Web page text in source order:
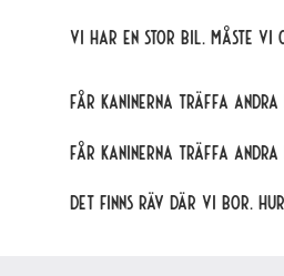
Vi har en stor bil. Måste vi
Får kaninerna träffa andra
Får kaninerna träffa andra
Det finns räv där vi bor.